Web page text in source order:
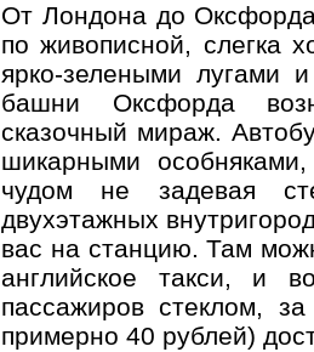
От Лондона до
по живописной, слегка
ярко-зелеными лугами
башни Оксфорда
сказочный мираж.
шикарными
чудом не задевая
двухэтажных
вас на станцию. Там
английское такси, и
пассажиров стеклом,
примерно 40 рублей)